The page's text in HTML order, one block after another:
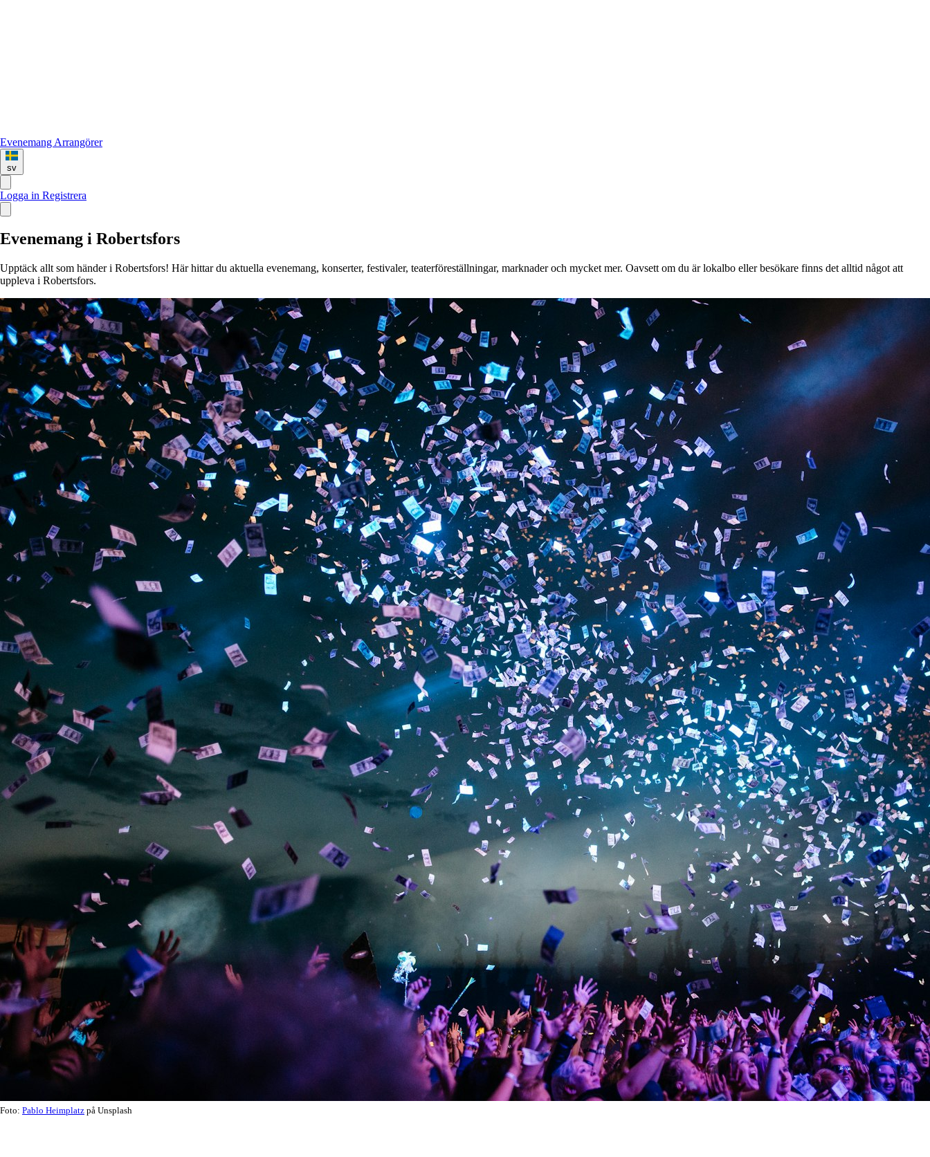
Evenemang Arrangörer
sv
Logga in Registrera
Evenemang i Robertsfors
Upptäck allt som händer i Robertsfors! Här hittar du aktuella evenemang, konserter, festivaler, teaterföreställningar, marknader och mycket mer. Oavsett om du är lokalbo eller besökare finns det alltid något att
uppleva i Robertsfors.
Foto: Pablo Heimplatz på Unsplash